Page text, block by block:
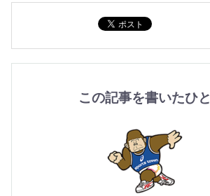
この記事を書いたひと